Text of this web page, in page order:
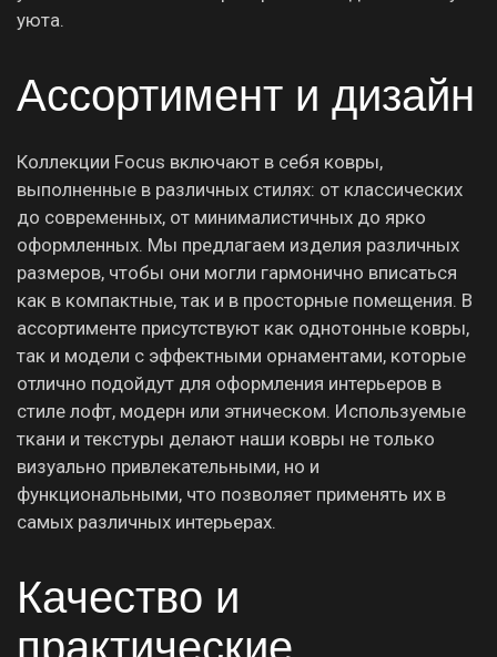
уюта.
Ассортимент и дизайн
Коллекции Focus включают в себя ковры,
выполненные в различных стилях: от классических
до современных, от минималистичных до ярко
оформленных. Мы предлагаем изделия различных
размеров, чтобы они могли гармонично вписаться
как в компактные, так и в просторные помещения. В
ассортименте присутствуют как однотонные ковры,
так и модели с эффектными орнаментами, которые
отлично подойдут для оформления интерьеров в
стиле лофт, модерн или этническом. Используемые
ткани и текстуры делают наши ковры не только
визуально привлекательными, но и
функциональными, что позволяет применять их в
самых различных интерьерах.
Качество и
практические